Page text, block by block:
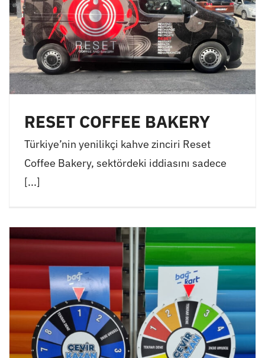
RESET COFFEE BAKERY
Türkiye’nin yenilikçi kahve zinciri Reset
Coffee Bakery, sektördeki iddiasını sadece
[...]